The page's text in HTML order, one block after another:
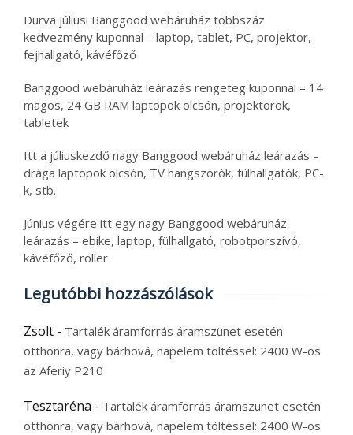
Durva júliusi Banggood webáruház többszáz
kedvezmény kuponnal – laptop, tablet, PC, projektor,
fejhallgató, kávéfőző
Banggood webáruház leárazás rengeteg kuponnal – 14
magos, 24 GB RAM laptopok olcsón, projektorok,
tabletek
Itt a júliuskezdő nagy Banggood webáruház leárazás –
drága laptopok olcsón, TV hangszórók, fülhallgatók, PC-
k, stb.
Június végére itt egy nagy Banggood webáruház
leárazás – ebike, laptop, fülhallgató, robotporszívó,
kávéfőző, roller
Legutóbbi hozzászólások
Zsolt - Tartalék áramforrás áramszünet esetén
otthonra, vagy bárhová, napelem töltéssel: 2400 W-os
az Aferiy P210
Tesztaréna - Tartalék áramforrás áramszünet esetén
otthonra, vagy bárhová, napelem töltéssel: 2400 W-os